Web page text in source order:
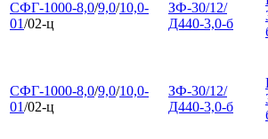
СФГ-1000-8,0/9,0/10,0-
01/02-ц
ЗФ-30/12/
Д440-3,0-б
СФГ-1000-8,0/9,0/10,0-
01/02-ц
ЗФ-30/12/
Д440-3,0-б